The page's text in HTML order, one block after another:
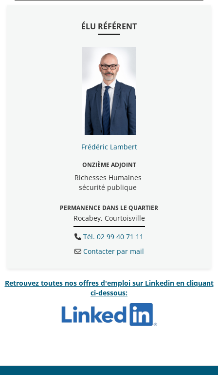
ÉLU RÉFÉRENT
Frédéric Lambert
ONZIÈME ADJOINT
Richesses Humaines
sécurité publique
PERMANENCE DANS LE QUARTIER
Rocabey, Courtoisville
Tél. 02 99 40 71 11
Contacter par mail
Retrouvez toutes nos offres d'emploi sur Linkedin en cliquant
ci-dessous: